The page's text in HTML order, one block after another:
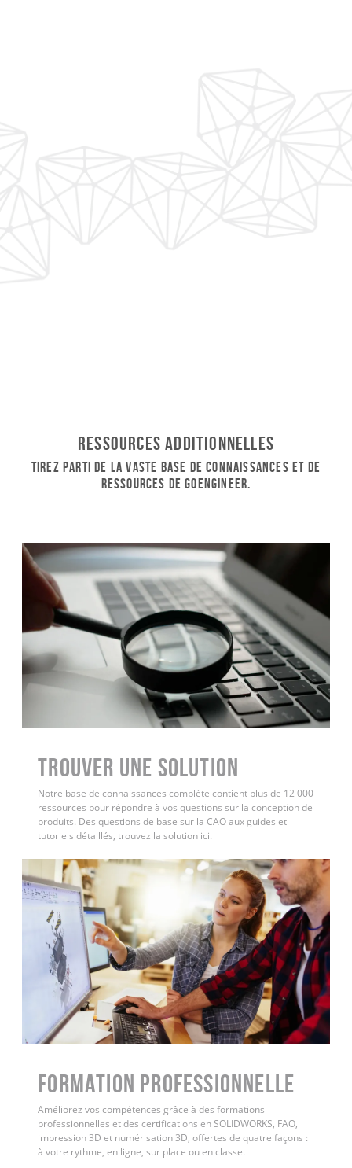
Ressources additionnelles
Tirez parti de la vaste base de connaissances et de
ressources de GoEngineer.
Trouver une solution
Notre base de connaissances complète contient plus de 12 000
ressources pour répondre à vos questions sur la conception de
produits. Des questions de base sur la CAO aux guides et
tutoriels détaillés, trouvez la solution ici.
FORMATION PROFESSIONNELLE
Améliorez vos compétences grâce à des formations
professionnelles et des certifications en SOLIDWORKS, FAO,
impression 3D et numérisation 3D, offertes de quatre façons :
à votre rythme, en ligne, sur place ou en classe.